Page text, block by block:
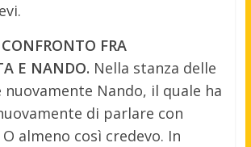
FRA
E NANDO. Nella stanza delle
nuovamente Nando, il quale ha
di parlare con
almeno così credevo. In